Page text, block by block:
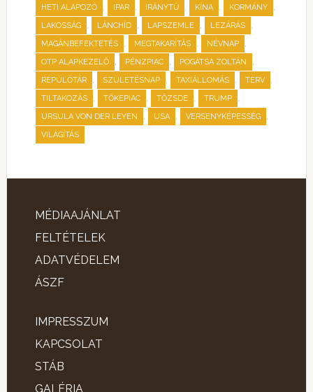
HETI ALAPOZÓ , IPAR , IRÁNYTŰ , KÍNA , KORMÁNY ,
LAKOSSÁG , LÁNCHÍD , LAPSZEMLE , LEZÁRÁS ,
MAGÁNBEFEKTETÉS , MEGTAKARÍTÁS , NÉVNAP ,
OTP ALAPKEZELŐ , PÉNZPIAC , POGÁTSA ZOLTÁN ,
REPÜLŐTÁR , SZÜLETÉSNAP , TAXIÁLLOMÁS , TERV ,
TILTAKOZÁS , TŐKEPIAC , TŐZSDE , TRUMP ,
URSULA VON DER LEYEN , USA , VERSENYKÉPESSÉG ,
VILÁGÍTÁS
MÉDIAAJÁNLAT
FELTÉTELEK
ADATVÉDELEM
ÁSZF
IMPRESSZUM
KAPCSOLAT
STÁB
GALÉRIA